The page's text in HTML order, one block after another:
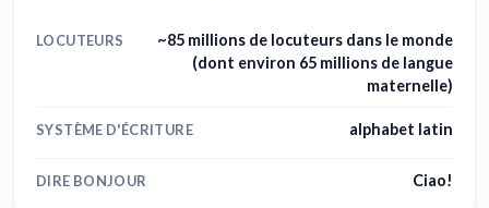
LOCUTEURS
~85 millions de locuteurs dans le monde
(dont environ 65 millions de langue
maternelle)
SYSTÈME D'ÉCRITURE alphabet latin
DIRE BONJOUR Ciao!